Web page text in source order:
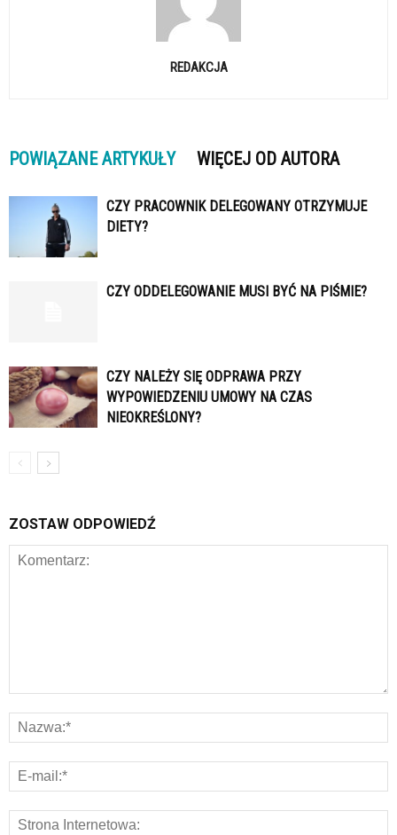
REDAKCJA
POWIĄZANE ARTYKUŁY WIĘCEJ OD AUTORA
CZY PRACOWNIK DELEGOWANY OTRZYMUJE
DIETY?
CZY ODDELEGOWANIE MUSI BYĆ NA PIŚMIE?
CZY NALEŻY SIĘ ODPRAWA PRZY
WYPOWIEDZENIU UMOWY NA CZAS
NIEOKREŚLONY?
ZOSTAW ODPOWIEDŹ